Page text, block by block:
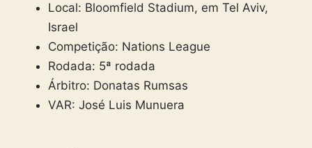
Local: Bloomfield Stadium, em Tel Aviv,
Israel
Competição: Nations League
Rodada: 5ª rodada
Árbitro: Donatas Rumsas
VAR: José Luis Munuera